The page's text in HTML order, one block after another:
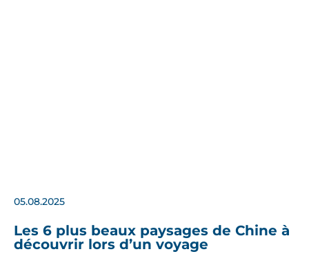
05.08.2025
Les 6 plus beaux paysages de Chine à
découvrir lors d’un voyage